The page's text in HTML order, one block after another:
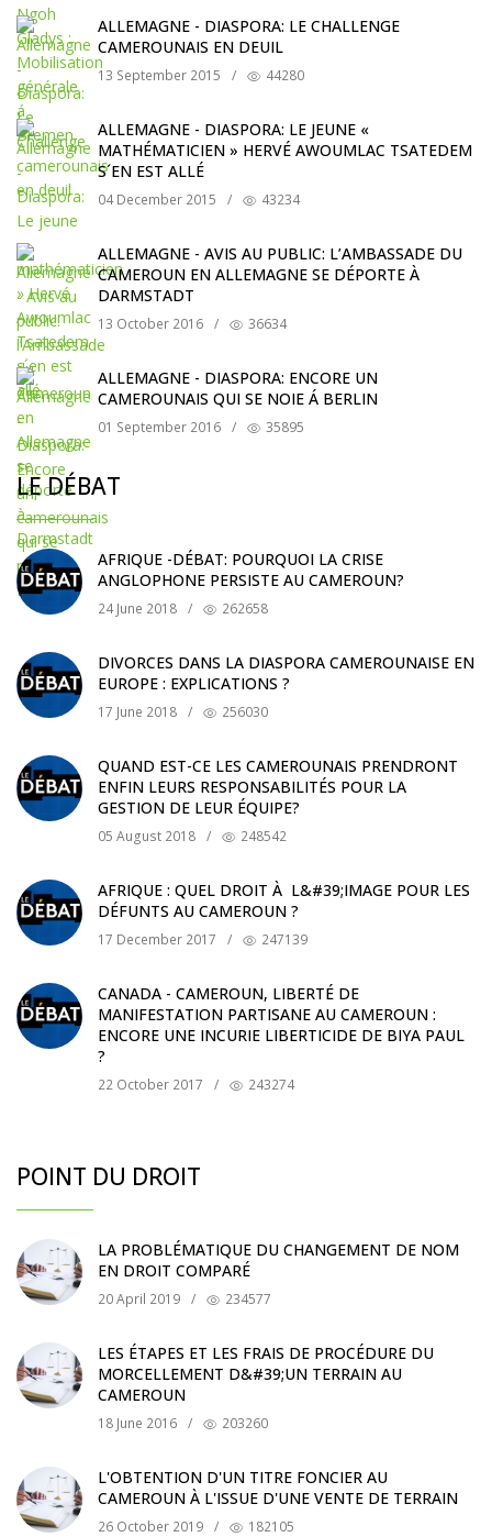
ALLEMAGNE - DIASPORA: LE CHALLENGE
CAMEROUNAIS EN DEUIL
13 September 2015 / 44280
ALLEMAGNE - DIASPORA: LE JEUNE «
MATHÉMATICIEN » HERVÉ AWOUMLAC TSATEDEM
S´EN EST ALLÉ
04 December 2015 / 43234
ALLEMAGNE - AVIS AU PUBLIC: L’AMBASSADE DU
CAMEROUN EN ALLEMAGNE SE DÉPORTE À
DARMSTADT
13 October 2016 / 36634
ALLEMAGNE - DIASPORA: ENCORE UN
CAMEROUNAIS QUI SE NOIE Á BERLIN
01 September 2016 / 35895
LE DÉBAT
AFRIQUE -DÉBAT: POURQUOI LA CRISE
ANGLOPHONE PERSISTE AU CAMEROUN?
24 June 2018 / 262658
DIVORCES DANS LA DIASPORA CAMEROUNAISE EN
EUROPE : EXPLICATIONS ?
17 June 2018 / 256030
QUAND EST-CE LES CAMEROUNAIS PRENDRONT
ENFIN LEURS RESPONSABILITÉS POUR LA
GESTION DE LEUR ÉQUIPE?
05 August 2018 / 248542
AFRIQUE : QUEL DROIT À L&#39;IMAGE POUR LES
DÉFUNTS AU CAMEROUN ?
17 December 2017 / 247139
CANADA - CAMEROUN, LIBERTÉ DE
MANIFESTATION PARTISANE AU CAMEROUN :
ENCORE UNE INCURIE LIBERTICIDE DE BIYA PAUL
?
22 October 2017 / 243274
POINT DU DROIT
LA PROBLÉMATIQUE DU CHANGEMENT DE NOM
EN DROIT COMPARÉ
20 April 2019 / 234577
LES ÉTAPES ET LES FRAIS DE PROCÉDURE DU
MORCELLEMENT D&#39;UN TERRAIN AU
CAMEROUN
18 June 2016 / 203260
L'OBTENTION D'UN TITRE FONCIER AU
CAMEROUN À L'ISSUE D'UNE VENTE DE TERRAIN
26 October 2019 / 182105